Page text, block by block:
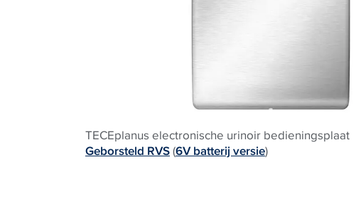
TECEplanus electronische urinoir bedieningsplaat
Geborsteld RVS(6V batterij versie)